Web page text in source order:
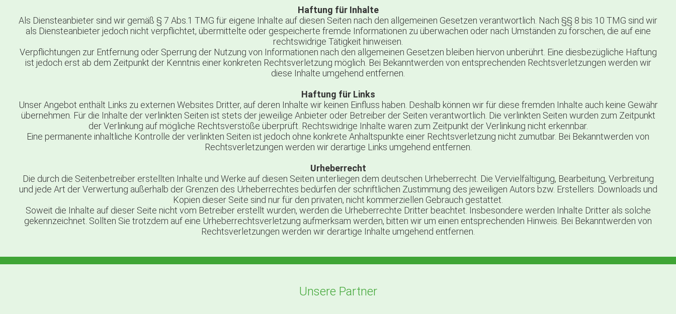
Haftung für Inhalte
Als Diensteanbieter sind wir gemäß § 7 Abs.1 TMG für eigene Inhalte auf diesen Seiten nach den allgemeinen Gesetzen verantwortlich. Nach §§ 8 bis 10 TMG sind wir
als Diensteanbieter jedoch nicht verpflichtet, übermittelte oder gespeicherte fremde Informationen zu überwachen oder nach Umständen zu forschen, die auf eine
rechtswidrige Tätigkeit hinweisen.
Verpflichtungen zur Entfernung oder Sperrung der Nutzung von Informationen nach den allgemeinen Gesetzen bleiben hiervon unberührt. Eine diesbezügliche Haftung
ist jedoch erst ab dem Zeitpunkt der Kenntnis einer konkreten Rechtsverletzung möglich. Bei Bekanntwerden von entsprechenden Rechtsverletzungen werden wir
diese Inhalte umgehend entfernen.
Haftung für Links
Unser Angebot enthält Links zu externen Websites Dritter, auf deren Inhalte wir keinen Einfluss haben. Deshalb können wir für diese fremden Inhalte auch keine Gewähr
übernehmen. Für die Inhalte der verlinkten Seiten ist stets der jeweilige Anbieter oder Betreiber der Seiten verantwortlich. Die verlinkten Seiten wurden zum Zeitpunkt
der Verlinkung auf mögliche Rechtsverstöße überprüft. Rechtswidrige Inhalte waren zum Zeitpunkt der Verlinkung nicht erkennbar.
Eine permanente inhaltliche Kontrolle der verlinkten Seiten ist jedoch ohne konkrete Anhaltspunkte einer Rechtsverletzung nicht zumutbar. Bei Bekanntwerden von
Rechtsverletzungen werden wir derartige Links umgehend entfernen.
Urheberrecht
Die durch die Seitenbetreiber erstellten Inhalte und Werke auf diesen Seiten unterliegen dem deutschen Urheberrecht. Die Vervielfältigung, Bearbeitung, Verbreitung
und jede Art der Verwertung außerhalb der Grenzen des Urheberrechtes bedürfen der schriftlichen Zustimmung des jeweiligen Autors bzw. Erstellers. Downloads und
Kopien dieser Seite sind nur für den privaten, nicht kommerziellen Gebrauch gestattet.
Soweit die Inhalte auf dieser Seite nicht vom Betreiber erstellt wurden, werden die Urheberrechte Dritter beachtet. Insbesondere werden Inhalte Dritter als solche
gekennzeichnet. Sollten Sie trotzdem auf eine Urheberrechtsverletzung aufmerksam werden, bitten wir um einen entsprechenden Hinweis. Bei Bekanntwerden von
Rechtsverletzungen werden wir derartige Inhalte umgehend entfernen.
Unsere Partner